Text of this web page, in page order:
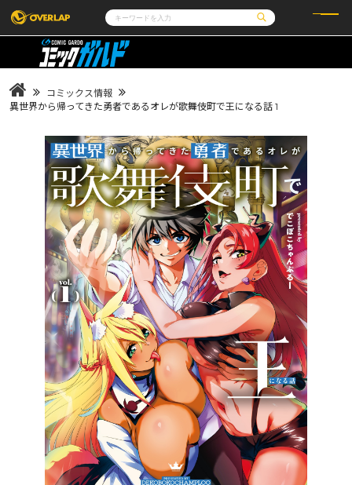
コミック
LiQulle
ラブパルフェ
ライトノベル
ロサージュノベルス
その他 通販・NEWS
企業
会社概要
採用情報
アクセス
オーバーラップホールディングス
お問い合わせはこちら
オーバーラップ文庫
オーバーラップノベルス
オーバーラップノベルスf
ロサージュノベルス
コミックガルド
コミックス情報
異世界から帰ってきた勇者であるオレが歌舞伎町で王になる話 1